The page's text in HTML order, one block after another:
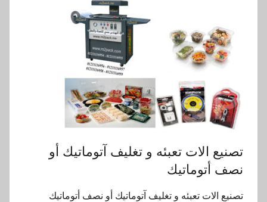
تصنيع الات تعبئه و تغليف آتوماتيك أو
نصف أتوماتيك
تصنيع الات تعبئه و تغليف آتوماتيك أو نصف أتوماتيك